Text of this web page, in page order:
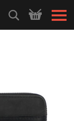
HLEDEJ